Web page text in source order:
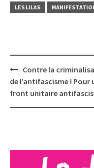
LES LILAS
Post
navigation
Contre la
de l’antifascisme ! Pour
front unitaire